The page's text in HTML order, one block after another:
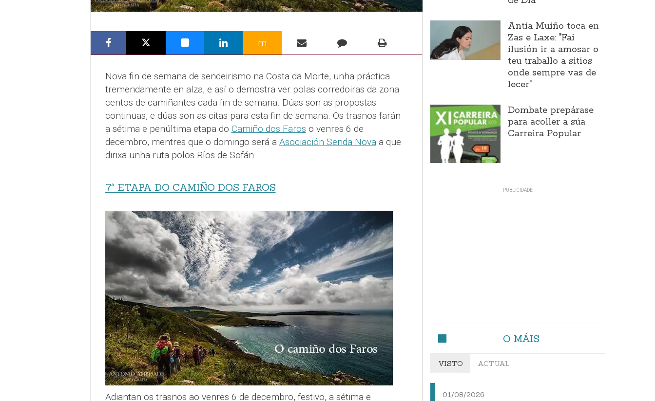
m
Nova fin de semana de sendeirismo na Costa da Morte, unha práctica
tremendamente en alza, e así o demostra ver polas corredoiras da zona
centos de camiñantes cada fin de semana. Dúas son as propostas
continuas, e dúas son as citas para esta fin de semana. Os trasnos farán
a sétima e penúltima etapa do Camiño dos Faros o venres 6 de
decembro, mentres que o domingo será a Asociación Senda Novaa que
dirixa unha ruta polos Ríos de Sofán.
7ª ETAPA DO CAMIÑO DOS FAROS
Adiantan os trasnos ao venres 6 de decembro, festivo, a sétima e
Antía Muíño toca en
Zas e Laxe: "Fai
ilusión ir a amosar o
teu traballo a sitios
onde sempre vas de
lecer"
Dombate prepárase
para acoller a súa
Carreira Popular
O MÁIS
VISTO ACTUAL
01/08/2026